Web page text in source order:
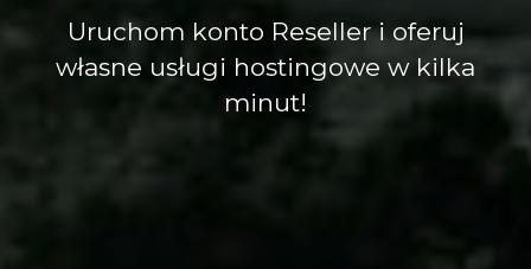
Uruchom konto Reseller i oferuj
własne usługi hostingowe w kilka
minut!